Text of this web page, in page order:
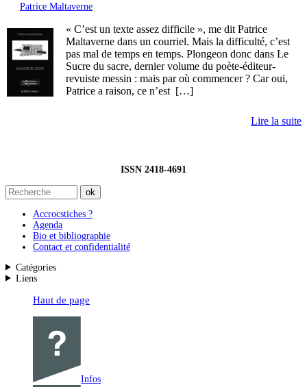
Patrice Maltaverne
« C’est un texte assez difficile », me dit Patrice
Maltaverne dans un courriel. Mais la difficulté, c’est
pas mal de temps en temps. Plongeon donc dans Le
Sucre du sacre, dernier volume du poète-éditeur-
revuiste messin : mais par où commencer ? Car oui,
Patrice a raison, ce n’est […]
Lire la suite
ISSN 2418-4691
Accrocstiches ?
Agenda
Bio et bibliographie
Contact et confidentialité
Catégories
Liens
Haut de page
Infos